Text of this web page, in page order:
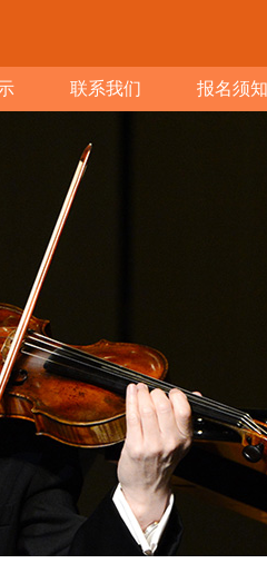
联系我们 报名须知